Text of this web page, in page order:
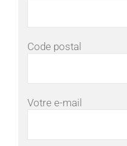
Code postal
Votre e-mail